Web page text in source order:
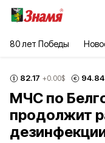
80 лет Победы
82.17 +0.00$ 94.84
МЧС по
продолжит